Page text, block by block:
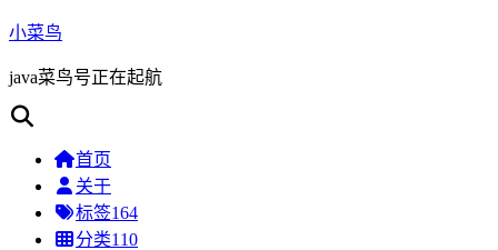
小菜鸟
java菜鸟号正在起航
首页
关于
标签164
分类110